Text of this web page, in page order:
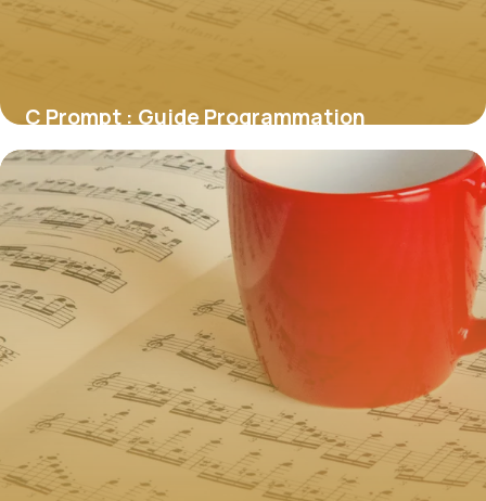
C Prompt : Guide Programmation
Débutant 2026
1 juin 2026